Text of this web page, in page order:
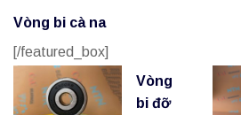
Vòng bi cà na
[/featured_box]
Vòng
bi đỡ